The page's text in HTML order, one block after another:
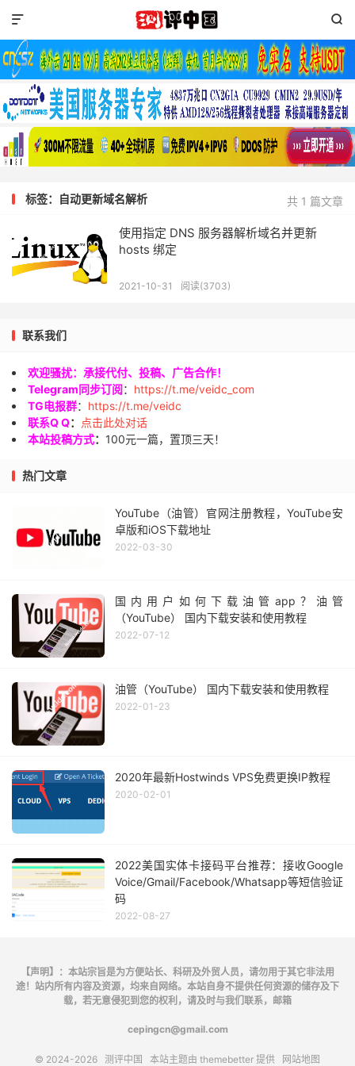


共 1 篇文章
标签：自动更新域名解析
使用指定 DNS 服务器解析域名并更新
hosts 绑定
2021-10-31 阅读(3703)
联系我们
欢迎骚扰：承接代付、投稿、广告合作！
Telegram同步订阅： https://t.me/veidc_com
TG电报群： https://t.me/veidc
联系Q Q：
点击此处对话
本站投稿方式： 100元一篇，置顶三天！
热门文章
YouTube（油管）官网注册教程，YouTube安
卓版和iOS下载地址
2022-03-30
国内用户如何下载油管app？油管
（YouTube） 国内下载安装和使用教程
2022-07-12
油管（YouTube） 国内下载安装和使用教程
2022-01-23
2020年最新Hostwinds VPS免费更换IP教程
2020-02-01
2022美国实体卡接码平台推荐：接收Google
Voice/Gmail/Facebook/Whatsapp等短信验证
码
2022-08-27
【声明】：本站宗旨是为方便站长、科研及外贸人员，请勿用于其它非法用
途！站内所有内容及资源，均来自网络。本站自身不提供任何资源的储存及下
载，若无意侵犯到您的权利，请及时与我们联系，邮箱
cepingcn@gmail.com
© 2024-2026 测评中国 本站主题由 themebetter 提供 网站地图